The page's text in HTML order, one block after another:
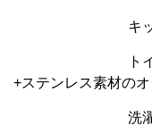
キッチン扉に
トイレアクセ
+ステンレス素材の
洗濯機置き場